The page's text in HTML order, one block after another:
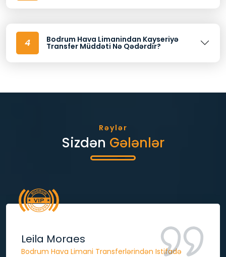
4 Bodrum Hava Limanindan Kayseriyə
Transfer Müddəti Nə Qədərdir?
Rəylər
Sizdən Gələnlər
Marc
Qadin Sürücü Ayşə Tam Peşəkar Kişi Kimidir